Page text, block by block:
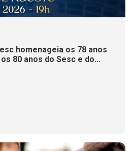
homenageia os 78 anos
80 anos do Sesc e do